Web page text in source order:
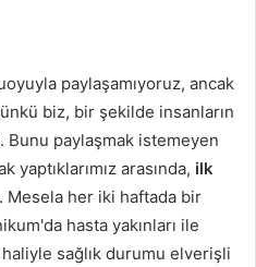
paylaşamıyoruz, ancak
biz, bir şekilde insanların
Bunu paylaşmak istemeyen
yaptıklarımız arasında, ilk
Mesela her iki haftada bir
hasta yakınları ile
sağlık durumu elverişli